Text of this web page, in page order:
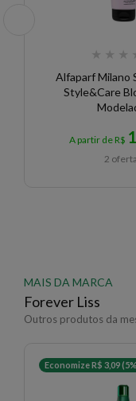
★ ★ ★
Alfaparf Milano
Style&Care
A partir de R$
2
MAIS DA MARCA
Forever Liss
Outros produtos da
Economize R$ 3,09